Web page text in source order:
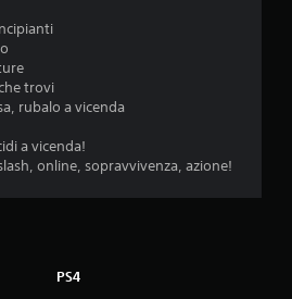
trovi
rubalo a vicenda
a vicenda!
online, sopravvivenza, azione!
PS4